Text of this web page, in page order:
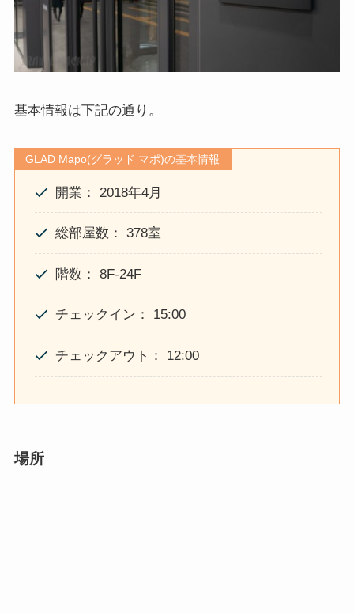
基本情報は下記の通り。
GLAD Mapo(グラッド マポ)の基本情報
開業： 2018年4月
総部屋数： 378室
階数： 8F-24F
チェックイン： 15:00
チェックアウト： 12:00
場所